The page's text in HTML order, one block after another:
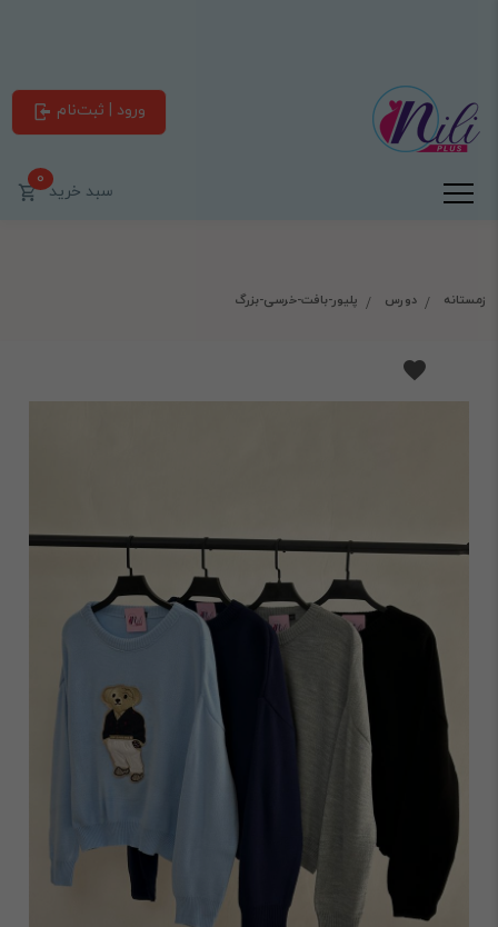
ورود | ثبت‌نام
سبد خرید0
زمستانه دورس پلیور-بافت-خرسی-بزرگ